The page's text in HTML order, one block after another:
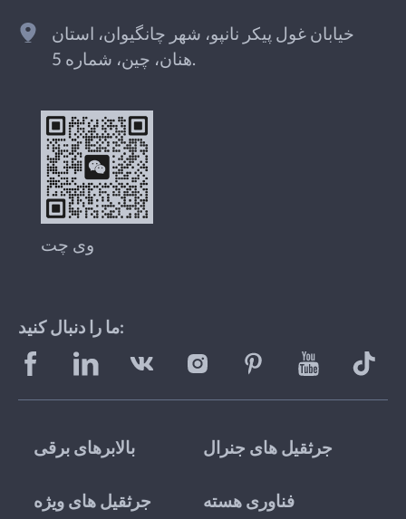
خیابان غول پیکر نانپو، شهر چانگیوان، استان
هنان، چین، شماره 5.
وی چت
ما را دنبال کنید:
بالابرهای برقی جرثقیل های جنرال
جرثقیل های ویژه فناوری هسته